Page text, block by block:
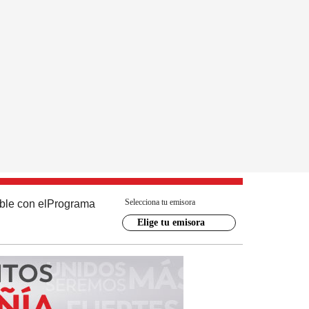
con el Programa Selecciona tu emisora
Elige tu emisora